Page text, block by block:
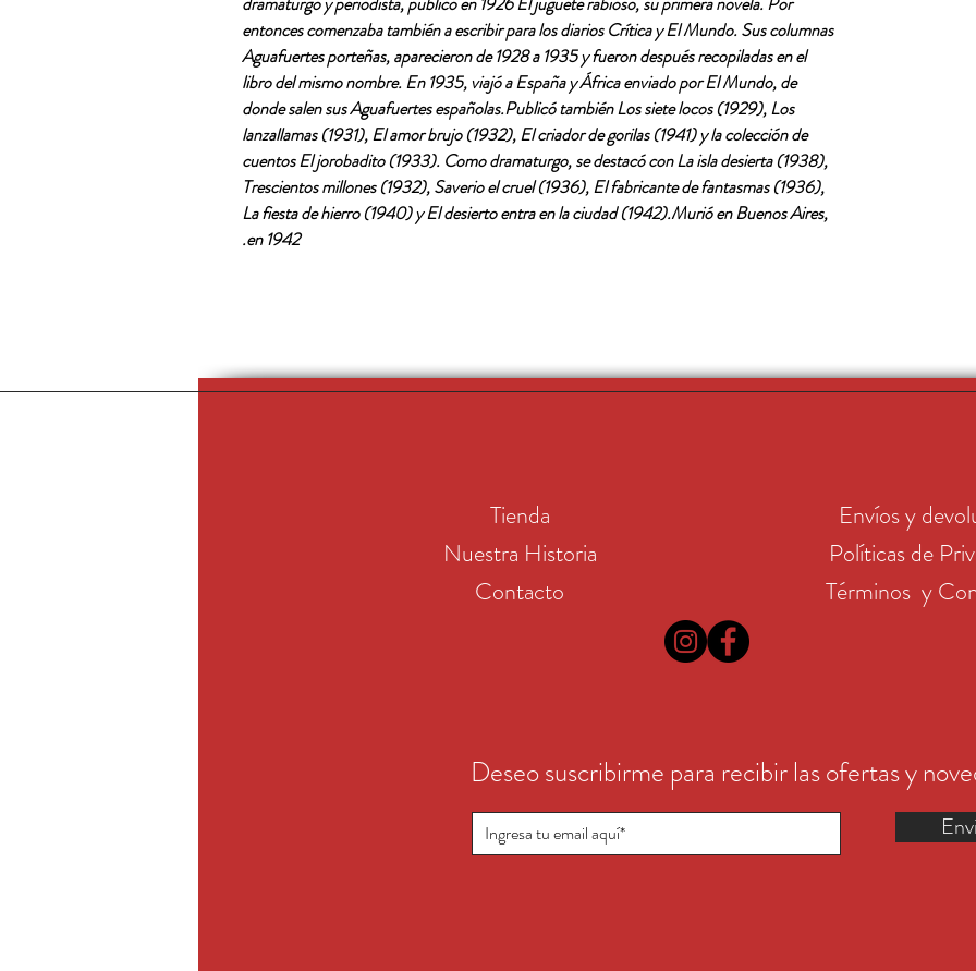
entonces comenzaba también a escribir para los diarios Crítica y El Mundo. Sus columnas
Aguafuertes porteñas, aparecieron de 1928 a 1935 y fueron después recopiladas en el
libro del mismo nombre. En 1935, viajó a España y África enviado por El Mundo, de
donde salen sus Aguafuertes españolas.Publicó también Los siete locos (1929), Los
lanzallamas (1931), El amor brujo (1932), El criador de gorilas (1941) y la colección de
cuentos El jorobadito (1933). Como dramaturgo, se destacó con La isla desierta (1938),
Trescientos millones (1932), Saverio el cruel (1936), El fabricante de fantasmas (1936),
La fiesta de hierro (1940) y El desierto entra en la ciudad (1942).Murió en Buenos Aires,
en 1942.
Tienda
Nuestra Historia
Contacto
Envíos y
Políticas de
Términos y
Deseo suscribirme para recibir las ofertas y